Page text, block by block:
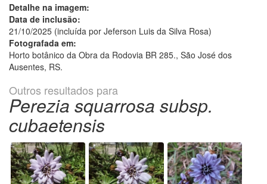
Detalhe na imagem:
Data de inclusão:
21/10/2025 (incluída por Jeferson Luis da Silva Rosa)
Fotografada em:
Horto botânico da Obra da Rodovia BR 285., São José dos
Ausentes, RS.
Outros resultados para
Perezia squarrosa subsp.
cubaetensis